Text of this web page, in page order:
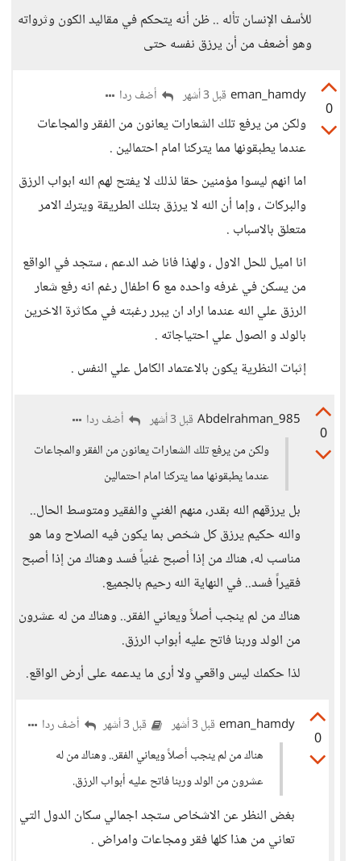
للأسف الإنسان تأله .. ظن أنه يتحكم في مقاليد الكون وثرواته
وهو أضعف من أن يرزق نفسه حتى
0
eman_hamdy قبل 3 أشهر أضف ردا
ولكن من يرفع تلك الشعارات يعانون من الفقر والمجاعات
عندما يطبقونها مما يتركنا امام احتمالين .
اما انهم ليسوا مؤمنين حقا لذلك لا يفتح لهم الله ابواب الرزق
والبركات ، وإما أن الله لا يرزق بتلك الطريقة ويترك الامر
متعلق بالاسباب .
انا اميل للحل الاول ، ولهذا فانا ضد الدعم ، ستجد في الواقع
من يسكن في غرفه واحده مع 6 اطفال رغم انه رفع شعار
الرزق علي الله عندما اراد ان يبرر رغبته في مكاثرة الاخرين
بالولد و الصول علي احتياجاته .
إثبات النظرية يكون بالاعتماد الكامل علي النفس .
0
Abdelrahman_985 قبل 3 أشهر
أضف ردا
ولكن من يرفع تلك الشعارات يعانون من الفقر والمجاعات
عندما يطبقونها مما يتركنا امام احتمالين
بل يرزقهم الله بقدر، منهم الغني والفقير ومتوسط الحال..
والله حكيم يرزق كل شخص بما يكون فيه الصلاح وما هو
مناسب له، هناك من إذا أصبح غنياً فسد وهناك من إذا أصبح
فقيراً فسد.. في النهاية الله رحيم بالجميع.
هناك من لم ينجب أصلاً ويعاني الفقر.. وهناك من له عشرون
من الولد وربنا فاتح عليه أبواب الرزق.
لذا حكمك ليس واقعي ولا أرى ما يدعمه على أرض الواقع.
0
eman_hamdy قبل 3 أشهر قبل 3 أشهر
أضف ردا
هناك من لم ينجب أصلاً ويعاني الفقر.. وهناك من له
عشرون من الولد وربنا فاتح عليه أبواب الرزق.
بغض النظر عن الاشخاص ستجد اجمالي سكان الدول التي
تعاني من هذا كلها فقر ومجاعات وامراض .